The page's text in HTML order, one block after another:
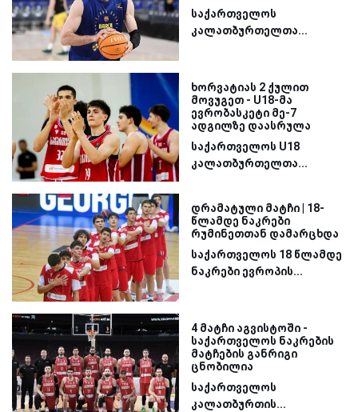
საქართველოს
კალათბურთელთა...
ხორვატიას 2 ქულით
მოვუგეთ - U18-მა
ევრობასკეტი მე-7
ადგილზე დაასრულა
საქართველოს U18
კალათბურთელთა...
დრამატული მატჩი | 18-
წლამდე ნაკრები
რუმინეთთან დამარცხდა
საქართველოს 18 წლამდე
ნაკრები ევროპის...
4 მატჩი აგვისტოში -
საქართველოს ნაკრების
მატჩების განრიგი
ცნობილია
საქართველოს
კალათბურთის...